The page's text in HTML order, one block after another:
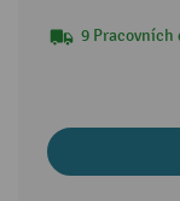
9 Pracovních